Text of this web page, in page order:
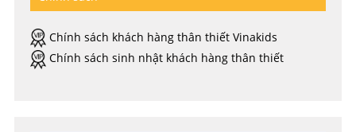
Chính sách khách hàng thân thiết Vinakids
Chính sách sinh nhật khách hàng thân thiết